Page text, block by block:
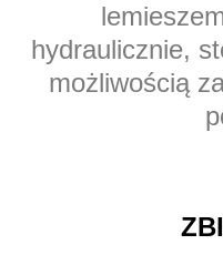
hydraulicznie,
możliwością